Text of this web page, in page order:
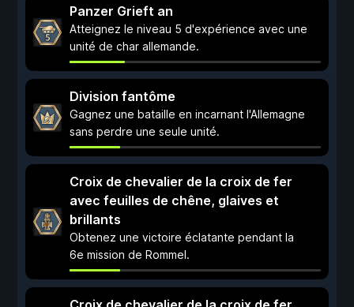
Panzer Grieft an
Atteignez le niveau 5 d'expérience avec une
unité de char allemande.
Division fantôme
Gagnez une bataille en incarnant l'Allemagne
sans perdre une seule unité.
Croix de chevalier de la croix de fer
avec feuilles de chêne, glaives et
brillants
Obtenez une victoire éclatante pendant la
6e mission de Rommel.